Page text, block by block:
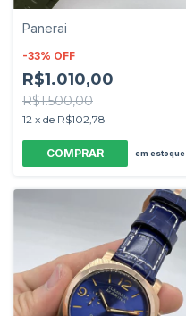
Panerai
-33% OFF
R$1.010,00
R$1.500,00
12 x de R$102,78
em estoque